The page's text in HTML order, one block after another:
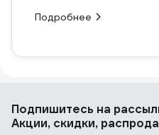
Подробнее
Подпишитесь на
Акции, скидки,